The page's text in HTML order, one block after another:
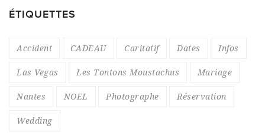
ÉTIQUETTES
Accident CADEAU Caritatif Dates Infos
Las Vegas Les Tontons Moustachus Mariage
Nantes NOEL Photographe Réservation
Wedding